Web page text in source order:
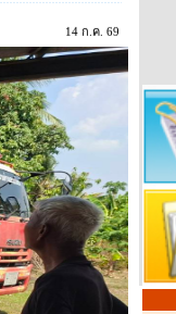
14 ก.ค. 69
ง
14 ก.ค. 69
10 ก.ค. 69